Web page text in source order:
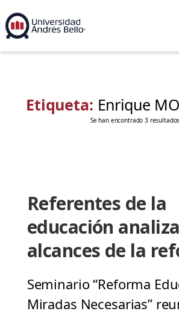
Etiqueta: Enrique
Se han encontrado 3 resultados
Referentes de la
educación
alcances de la
Seminario “Reforma
Miradas Necesarias”